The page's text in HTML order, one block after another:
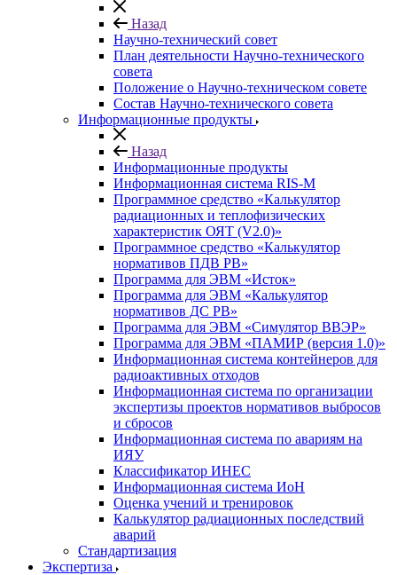
Назад
Научно-технический совет
План деятельности Научно-технического
совета
Положение о Научно-техническом совете
Состав Научно-технического совета
Информационные продукты
Назад
Информационные продукты
Информационная система RIS-M
Программное средство «Калькулятор
радиационных и теплофизических
характеристик ОЯТ (V2.0)»
Программное средство «Калькулятор
нормативов ПДВ РВ»
Программа для ЭВМ «Исток»
Программа для ЭВМ «Калькулятор
нормативов ДС РВ»
Программа для ЭВМ «Симулятор ВВЭР»
Программа для ЭВМ «ПАМИР (версия 1.0)»
Информационная система контейнеров для
радиоактивных отходов
Информационная система по организации
экспертизы проектов нормативов выбросов
и сбросов
Информационная система по авариям на
ИЯУ
Классификатор ИНЕС
Информационная система ИоН
Оценка учений и тренировок
Калькулятор радиационных последствий
аварий
Стандартизация
Экспертиза